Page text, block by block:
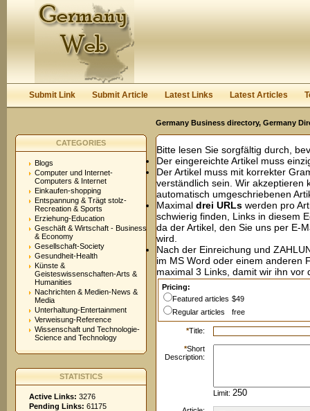
Keep me logged in.
Submit Link Submit Article Latest Links Latest Articles
Germany Business directory, Germany
CATEGORIES
Blogs
Computer und Internet-
Computers & Internet
Einkaufen-shopping
Entspannung & Trägt stolz-
Recreation & Sports
Erziehung-Education
Geschäft & Wirtschaft - Business
& Economy
Gesellschaft-Society
Gesundheit-Health
Künste &
Geisteswissenschaften-Arts &
Humanities
Nachrichten & Medien-News &
Media
Unterhaltung-Entertainment
Verweisung-Reference
Wissenschaft und Technologie-
Science and Technology
STATISTICS
Active Links: 3276
Pending Links: 61175
Bitte lesen Sie sorgfältig durch,
Der eingereichte Artikel muss
Der Artikel muss mit korrekter
verständlich sein. Wir akzeptieren
automatisch umgeschriebenen
Maximal drei URLs werden pro
schwierig finden, Links in diesem
da der Artikel, den Sie uns per E-
wird.
Nach der Einreichung und
im MS Word oder einem anderen
maximal 3 Links, damit wir ihn
Pricing:
Featured articles $49
Regular articles
free
*Title:
*Short
Description:
Limit: